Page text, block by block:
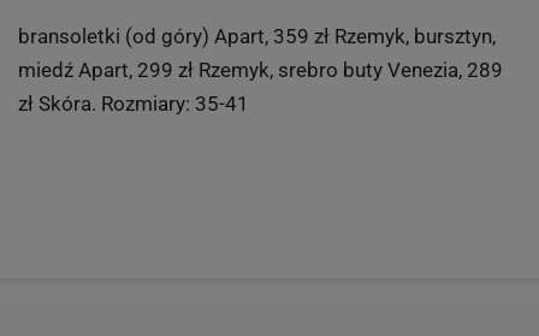
bransoletki (od góry) Apart, 359 zł Rzemyk, bursztyn,
miedź Apart, 299 zł Rzemyk, srebro buty Venezia, 289
zł Skóra. Rozmiary: 35-41